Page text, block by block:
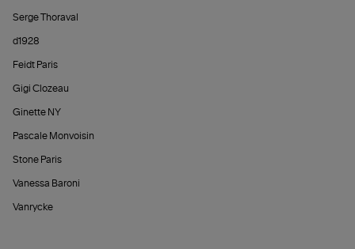
Serge Thoraval
d1928
Feidt Paris
Gigi Clozeau
Ginette NY
Pascale Monvoisin
Stone Paris
Vanessa Baroni
Vanrycke